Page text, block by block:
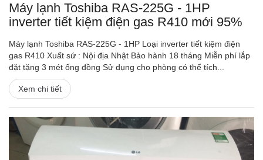
Máy lạnh Toshiba RAS-225G - 1HP
inverter tiết kiệm điện gas R410 mới 95%
Máy lạnh Toshiba RAS-225G - 1HP Loại inverter tiết kiệm điện
gas R410 Xuất sứ : Nội địa Nhật Bảo hành 18 tháng Miễn phí lắp
đặt tặng 3 mét ống đồng Sử dụng cho phòng có thể tích...
Xem chi tiết